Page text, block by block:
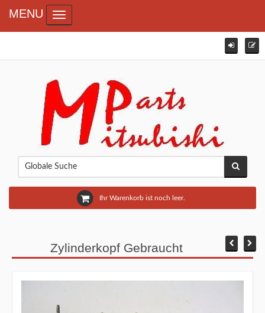
Ihr Warenkorb ist noch leer.
MENU Toggle navigation
Zylinderkopf Gebraucht